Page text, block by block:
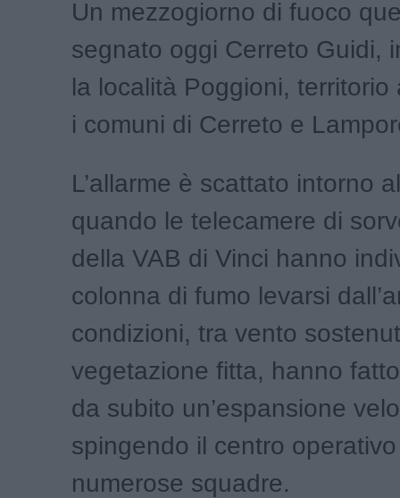
Un mezzogiorno di fuoco
segnato oggi Cerreto Guidi,
la località Poggioni, territorio
i comuni di Cerreto e
L’allarme è scattato intorno
quando le telecamere di
della VAB di Vinci hanno
colonna di fumo levarsi
condizioni, tra vento
vegetazione fitta, hanno
da subito un’espansione
spingendo il centro
numerose squadre.